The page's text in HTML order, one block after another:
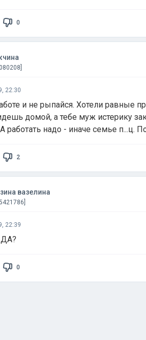
0
22:30
и не рыпайся. Хотели равные
домой, а тебе муж истерику
А работать надо - иначе семье п...ц.
2
вазелина
22:39
0